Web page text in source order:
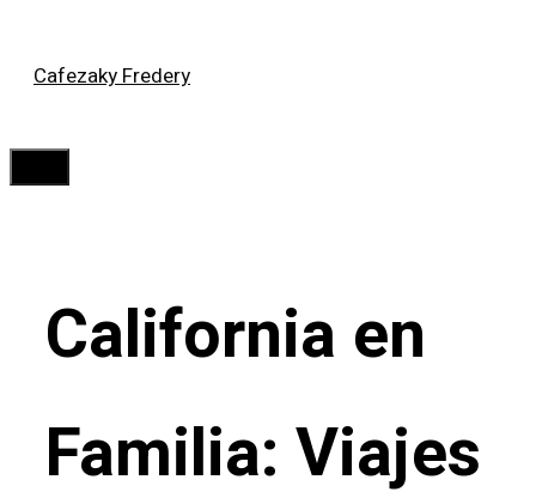
Cafezaky Fredery
California en
Familia: Viajes